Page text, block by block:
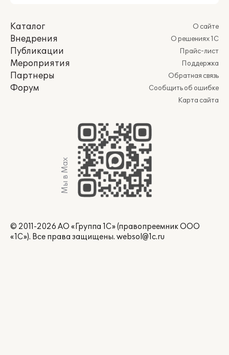
Каталог
Внедрения
Публикации
Мероприятия
Партнеры
Форум
О сайте
О решениях 1С
Прайс-лист
Поддержка
Обратная связь
Сообщить об ошибке
Карта сайта
Мы в Max
© 2011-2026 АО «Группа 1С» (правопреемник ООО
«1С»). Все права защищены. websol@1c.ru